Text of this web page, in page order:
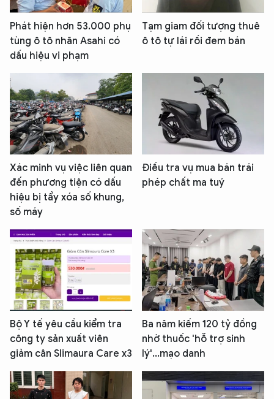
Phát hiện hơn 53.000 phụ
tùng ô tô nhãn Asahi có
dấu hiệu vi phạm
Tạm giam đối tượng thuê
ô tô tự lái rồi đem bán
Xác minh vụ việc liên quan
đến phương tiện có dấu
hiệu bị tẩy xóa số khung,
số máy
Điều tra vụ mua bán trái
phép chất ma tuý
Bộ Y tế yêu cầu kiểm tra
công ty sản xuất viên
giảm cân Slimaura Care x3
Ba năm kiếm 120 tỷ đồng
nhờ thuốc 'hỗ trợ sinh
lý'...mạo danh